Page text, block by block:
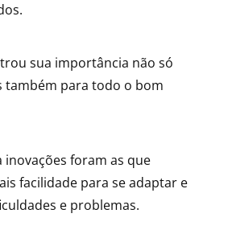
sua importância não só
também para todo o bom
foram as que
facilidade para se adaptar e
e problemas.